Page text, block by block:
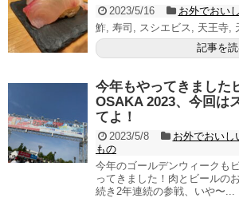
2023/5/16 お外でおい
鮓, 寿司, スシエビス, 天王寺,
記事を
今年もやってきました
OSAKA 2023、今回は
てよ！
2023/5/8 お外でおいし
もの
今年のゴールデンウィークも
ってきました！肉とビールの
続き2年連続の参戦、いや〜...